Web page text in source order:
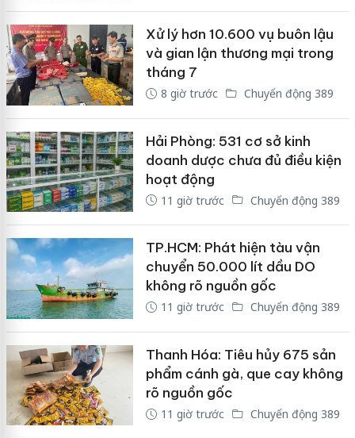
Xử lý hơn 10.600 vụ buôn lậu
và gian lận thương mại trong
tháng 7
8 giờ trước Chuyển động 389
Hải Phòng: 531 cơ sở kinh
doanh dược chưa đủ điều kiện
hoạt động
11 giờ trước Chuyển động 389
TP.HCM: Phát hiện tàu vận
chuyển 50.000 lít dầu DO
không rõ nguồn gốc
11 giờ trước Chuyển động 389
Thanh Hóa: Tiêu hủy 675 sản
phẩm cánh gà, que cay không
rõ nguồn gốc
11 giờ trước Chuyển động 389